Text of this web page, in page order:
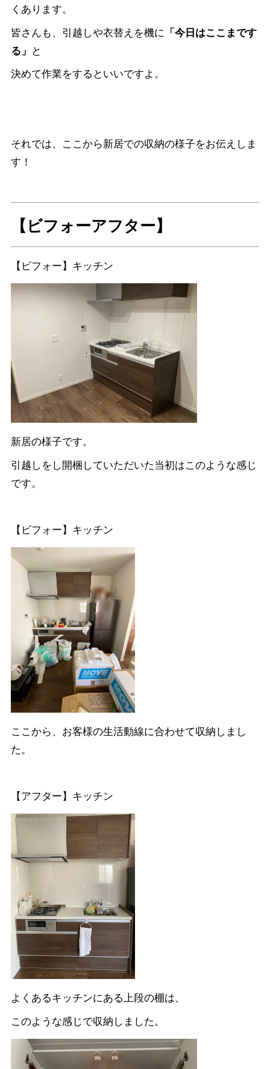
くあります。
皆さんも、引越しや衣替えを機に 「今日はここまです
る」 と
決めて作業をするといいですよ。
それでは、ここから新居での収納の様子をお伝えしま
す！
【ビフォーアフター】
【ビフォー】キッチン
新居の様子です。
引越しをし開梱していただいた当初はこのような感じ
です。
【ビフォー】キッチン
ここから、お客様の生活動線に合わせて収納しまし
た。
【アフター】キッチン
よくあるキッチンにある上段の棚は、
このような感じで収納しました。